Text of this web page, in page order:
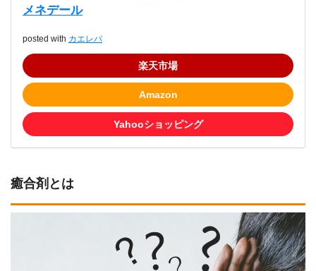
メネデール
posted with カエレバ
楽天市場
Amazon
Yahooショッピング
癒合剤とは